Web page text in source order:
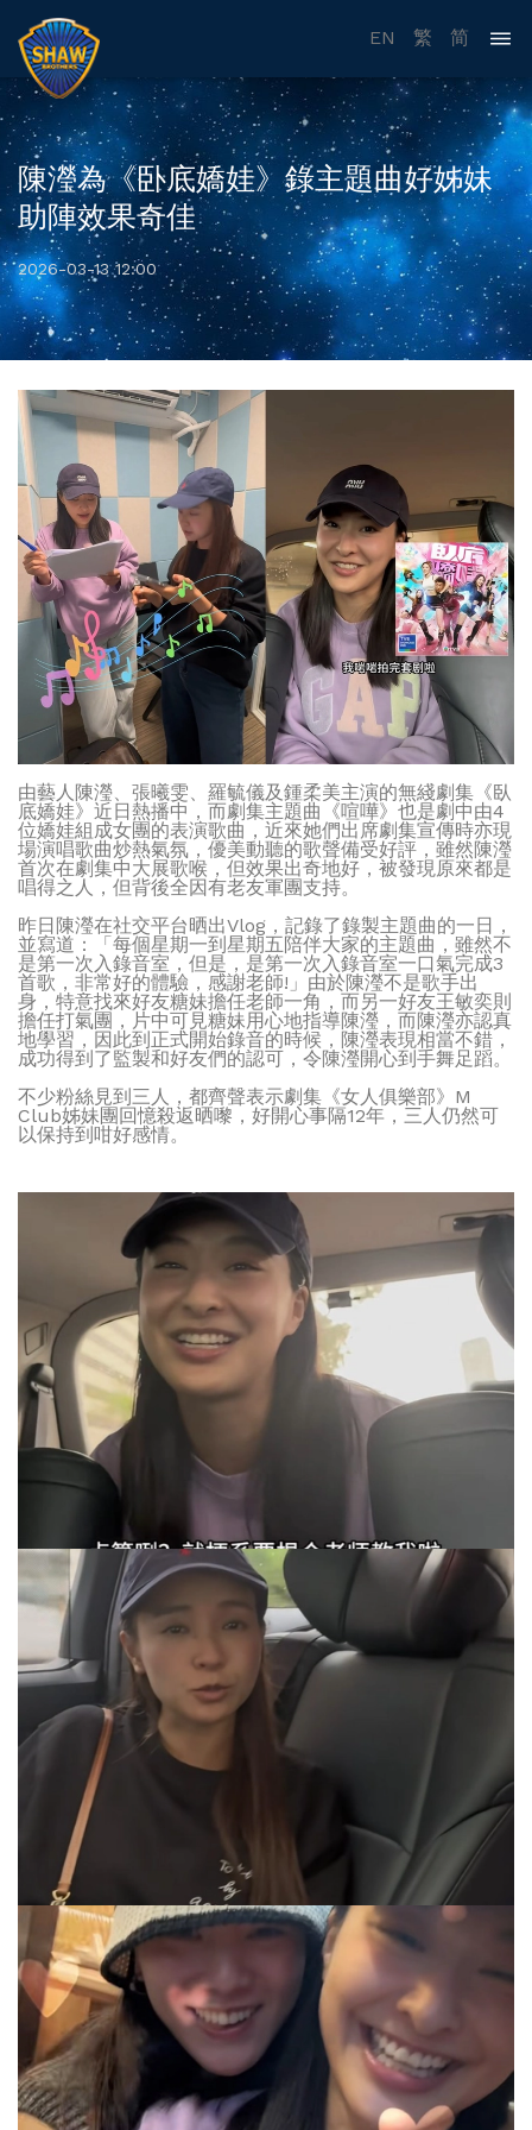
EN 繁 简
陳瀅為《卧底嬌娃》錄主題曲好姊妹
助陣效果奇佳
2026-03-13 12:00
由藝人陳瀅、張曦雯、羅毓儀及鍾柔美主演的無綫劇集《臥
底嬌娃》近日熱播中，而劇集主題曲《喧嘩》也是劇中由4
位嬌娃組成女團的表演歌曲，近來她們出席劇集宣傳時亦現
場演唱歌曲炒熱氣氛，優美動聽的歌聲備受好評，雖然陳瀅
首次在劇集中大展歌喉，但效果出奇地好，被發現原來都是
唱得之人，但背後全因有老友軍團支持。
昨日陳瀅在社交平台晒出Vlog，記錄了錄製主題曲的一日，
並寫道：「每個星期一到星期五陪伴大家的主題曲，雖然不
是第一次入錄音室，但是，是第一次入錄音室一口氣完成3
首歌，非常好的體驗，感謝老師!」由於陳瀅不是歌手出
身，特意找來好友糖妹擔任老師一角，而另一好友王敏奕則
擔任打氣團，片中可見糖妹用心地指導陳瀅，而陳瀅亦認真
地學習，因此到正式開始錄音的時候，陳瀅表現相當不錯，
成功得到了監製和好友們的認可，令陳瀅開心到手舞足蹈。
不少粉絲見到三人，都齊聲表示劇集《女人俱樂部》M
Club姊妹團回憶殺返晒嚟，好開心事隔12年，三人仍然可
以保持到咁好感情。